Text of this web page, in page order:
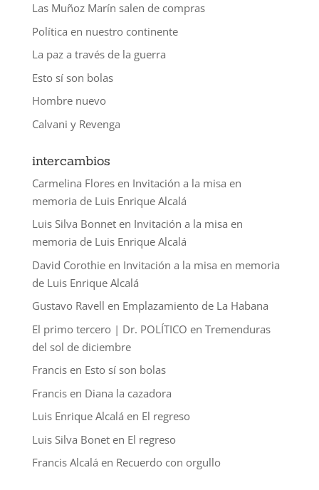
Las Muñoz Marín salen de compras
Política en nuestro continente
La paz a través de la guerra
Esto sí son bolas
Hombre nuevo
Calvani y Revenga
intercambios
Carmelina Floresen Invitación a la misa en
memoria de Luis Enrique Alcalá
Luis Silva Bonneten Invitación a la misa en
memoria de Luis Enrique Alcalá
David Corothieen Invitación a la misa en memoria
de Luis Enrique Alcalá
Gustavo Ravell en Emplazamiento de La Habana
El primo tercero | Dr. POLÍTICO en Tremenduras
del sol de diciembre
Francisen Esto sí son bolas
Francisen Diana la cazadora
Luis Enrique Alcalá en El regreso
Luis Silva Boneten El regreso
Francis Alcalá en Recuerdo con orgullo